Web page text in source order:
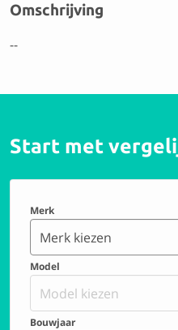
Omschrijving
--
Start met
Merk
Merk kiezen
Model
Model kiezen
Bouwjaar